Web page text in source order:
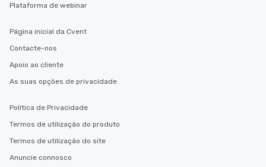
Plataforma de webinar
Página inicial da Cvent
Contacte-nos
Apoio ao cliente
As suas opções de privacidade
Política de Privacidade
Termos de utilização do produto
Termos de utilização do site
Anuncie connosco